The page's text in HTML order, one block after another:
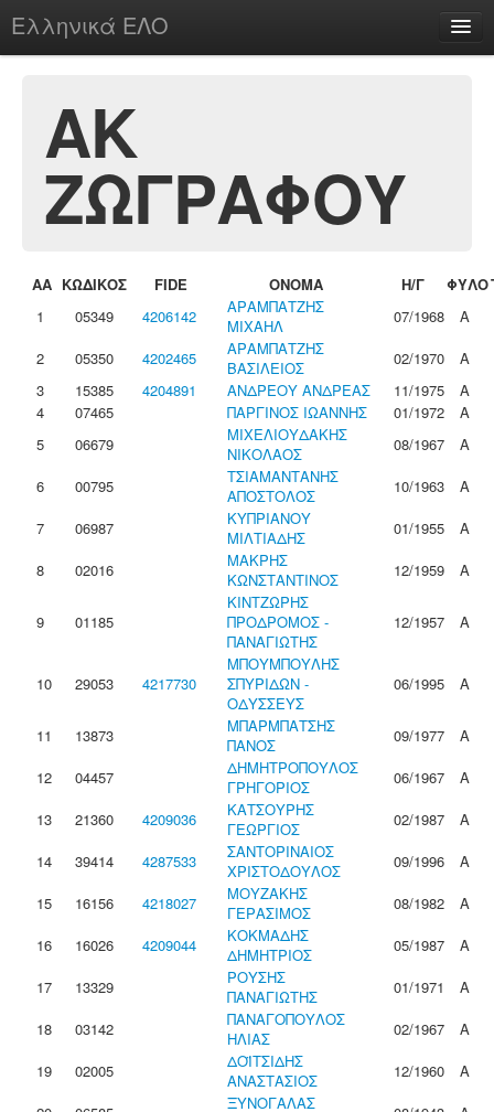
Ελληνικά ΕΛΟ
chesstu.be @ discord
Login
ΑΚ
ΖΩΓΡΑΦΟΥ
ΑΑ ΚΩΔΙΚΟΣ FIDE ΟΝΟΜΑ Η/Γ ΦΥΛΟ
1
05349 4206142
ΑΡΑΜΠΑΤΖΗΣ
ΜΙΧΑΗΛ
07/1968
Α
2
05350 4202465
ΑΡΑΜΠΑΤΖΗΣ
ΒΑΣΙΛΕΙΟΣ
02/1970
Α
3
15385 4204891 ΑΝΔΡΕΟΥ ΑΝΔΡΕΑΣ 11/1975
Α
4
07465 ΠΑΡΓΙΝΟΣ ΙΩΑΝΝΗΣ 01/1972
Α
5
06679
ΜΙΧΕΛΙΟΥΔΑΚΗΣ
ΝΙΚΟΛΑΟΣ
08/1967
Α
6
00795
ΤΣΙΑΜΑΝΤΑΝΗΣ
ΑΠΟΣΤΟΛΟΣ
10/1963
Α
7
06987
ΚΥΠΡΙΑΝΟΥ
ΜΙΛΤΙΑΔΗΣ
01/1955
Α
8
02016
ΜΑΚΡΗΣ
ΚΩΝΣΤΑΝΤΙΝΟΣ
12/1959 Α
9 01185
ΚΙΝΤΖΩΡΗΣ
ΠΡΟΔΡΟΜΟΣ -
ΠΑΝΑΓΙΩΤΗΣ
12/1957 Α
10 29053 4217730
ΜΠΟΥΜΠΟΥΛΗΣ
ΣΠΥΡΙΔΩΝ -
ΟΔΥΣΣΕΥΣ
06/1995 Α
11 13873
ΜΠΑΡΜΠΑΤΣΗΣ
ΠΑΝΟΣ
09/1977
Α
12
04457
ΔΗΜΗΤΡΟΠΟΥΛΟΣ
ΓΡΗΓΟΡΙΟΣ
06/1967
Α
13
21360 4209036
ΚΑΤΣΟΥΡΗΣ
ΓΕΩΡΓΙΟΣ
02/1987
Α
14
39414 4287533
ΣΑΝΤΟΡΙΝΑΙΟΣ
ΧΡΙΣΤΟΔΟΥΛΟΣ
09/1996
Α
15
16156 4218027
ΜΟΥΖΑΚΗΣ
ΓΕΡΑΣΙΜΟΣ
08/1982
Α
16
16026 4209044
ΚΟΚΜΑΔΗΣ
ΔΗΜΗΤΡΙΟΣ
05/1987
Α
17
13329
ΡΟΥΣΗΣ
ΠΑΝΑΓΙΩΤΗΣ
01/1971
Α
18
03142
ΠΑΝΑΓΟΠΟΥΛΟΣ
ΗΛΙΑΣ
02/1967
Α
19
02005
ΔΟΪΤΣΙΔΗΣ
ΑΝΑΣΤΑΣΙΟΣ
12/1960
Α
ΞΥΝΟΓΑΛΑΣ